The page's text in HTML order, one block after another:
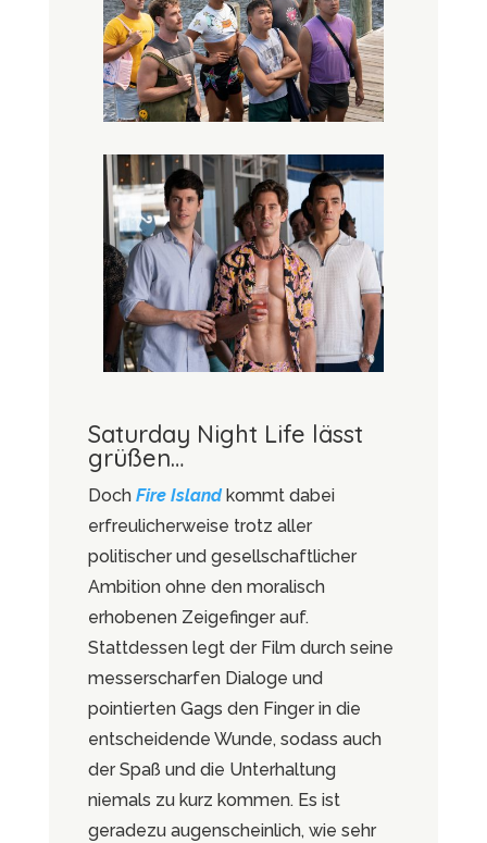
Saturday Night Life lässt
grüßen…
Doch Fire Islandkommt dabei
erfreulicherweise trotz aller
politischer und gesellschaftlicher
Ambition ohne den moralisch
erhobenen Zeigefinger auf.
Stattdessen legt der Film durch seine
messerscharfen Dialoge und
pointierten Gags den Finger in die
entscheidende Wunde, sodass auch
der Spaß und die Unterhaltung
niemals zu kurz kommen. Es ist
geradezu augenscheinlich, wie sehr